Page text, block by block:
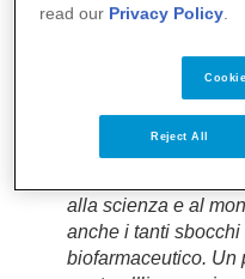
Un percorso
ponte tra scuola e
sono i temi
alla scienza e al
anche i tanti
biofarmaceutico. Un
read our Privacy Policy.
Reject All